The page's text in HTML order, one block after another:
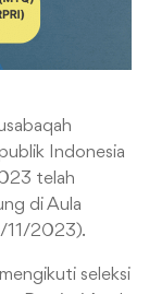
Indonesia
telah
di Aula
11/2023).
seleksi